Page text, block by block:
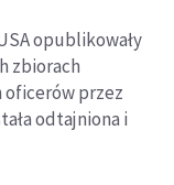
opublikowały
zbiorach
przez
odtajniona i